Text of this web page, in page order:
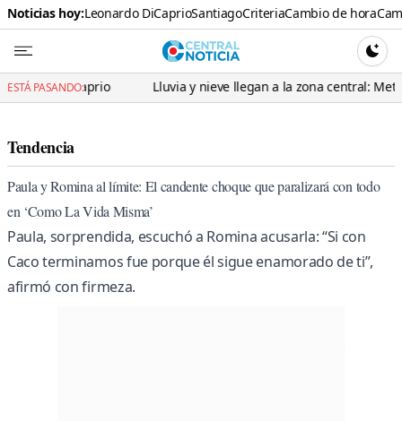
Noticias hoy:Leonardo DiCaprioSantiagoCriteriaCambio de hora
Central
ESTÁ PASANDO:Lluvia y nieve llegan a la zona central: Meteorología
Tendencia
Paula y Romina al límite: El candente choque que paralizará con todo
en ‘Como La Vida Misma’
Paula, sorprendida, escuchó a Romina acusarla: “Si con
Caco terminamos fue porque él sigue enamorado de ti”,
afirmó con firmeza.